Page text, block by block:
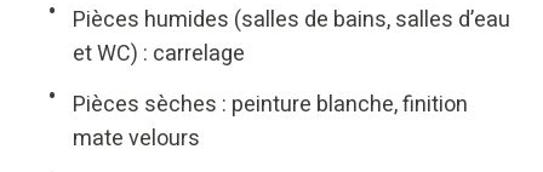
Pièces humides (salles de bains, salles d’eau
et WC) : carrelage
Pièces sèches : peinture blanche, finition
mate velours